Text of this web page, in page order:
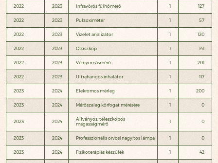
2022 2023 Infravörös fülhőmérő 1 127
2022 2023 Pulzoximéter 1 57
2022 2023 Vizelet analizátor 1 120
2022 2023 Otoszkóp 1 141
2022 2023 Vérnyomásmérő 1 201
2022 2023 Ultrahangos inhalátor 1 117
2023 2024 Elekromos mérleg 1 200
2023 2024 Mérőszalag körfogat mérésére 1 0
2023 2024
Állványos, teleszkópos
magasságmérő
1 0
2023 2024 Professzionális orvosi nagyítós lámpa 1 0
2023 2024 Fizikoterápiás készülék 1 42